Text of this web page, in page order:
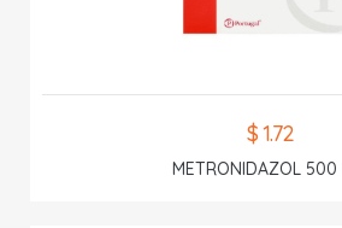
$ 1.72
METRONIDAZOL 500